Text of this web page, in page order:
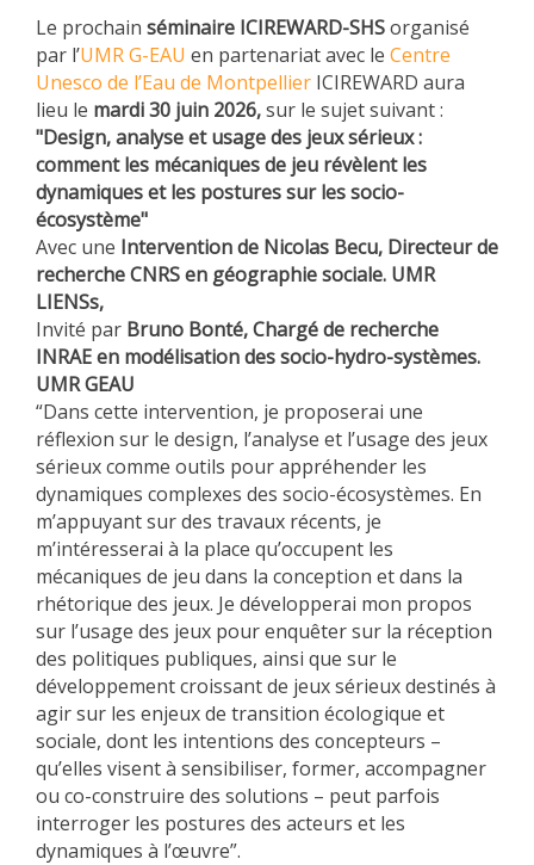
Le prochain séminaire ICIREWARD-SHSorganisé
par l’UMR G-EAU en partenariat avec le Centre
Unesco de l’Eau de Montpellier ICIREWARD aura
lieu le mardi 30 juin 2026,sur le sujet suivant :
"Design, analyse et usage des jeux sérieux :
comment les mécaniques de jeu révèlent les
dynamiques et les postures sur les socio-
écosystème"
Avec une Intervention de Nicolas Becu, Directeur de
recherche CNRS en géographie sociale. UMR
LIENSs,
Invité par Bruno Bonté,Chargé de recherche
INRAE en modélisation des socio-hydro-systèmes.
UMR GEAU
“Dans cette intervention, je proposerai une
réflexion sur le design, l’analyse et l’usage des jeux
sérieux comme outils pour appréhender les
dynamiques complexes des socio-écosystèmes. En
m’appuyant sur des travaux récents, je
m’intéresserai à la place qu’occupent les
mécaniques de jeu dans la conception et dans la
rhétorique des jeux. Je développerai mon propos
sur l’usage des jeux pour enquêter sur la réception
des politiques publiques, ainsi que sur le
développement croissant de jeux sérieux destinés à
agir sur les enjeux de transition écologique et
sociale, dont les intentions des concepteurs –
qu’elles visent à sensibiliser, former, accompagner
ou co-construire des solutions – peut parfois
interroger les postures des acteurs et les
dynamiques à l’œuvre”.